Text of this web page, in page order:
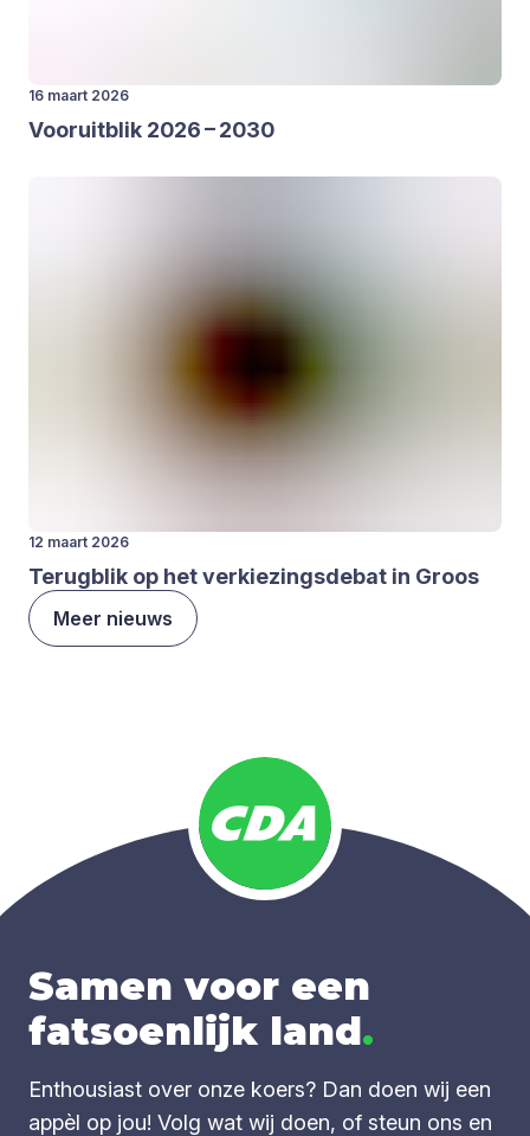
16 maart 2026
Voor­uit­blik 2026–2030
12 maart 2026
Terug­blik op het ver­kie­zings­de­bat in Groos
Meer nieuws
Samen voor een
fatsoenlijk land.
Enthousiast over onze koers? Dan doen wij een
appèl op jou! Volg wat wij doen, of steun ons en